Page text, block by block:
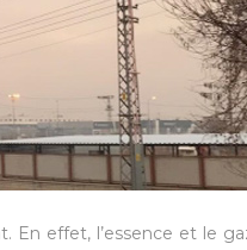
effet, l’essence et le